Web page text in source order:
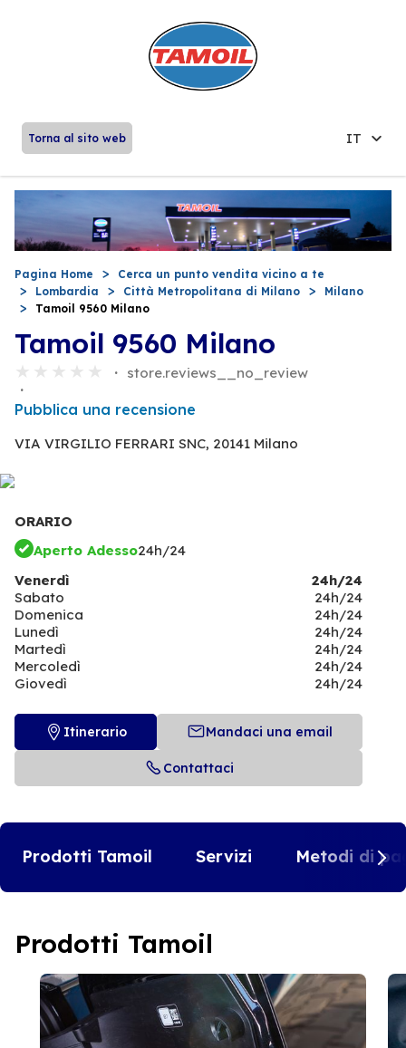
Torna al sito web IT
Pagina Home
Cerca un punto vendita vicino a te
Lombardia
Città Metropolitana di Milano
Milano
Tamoil 9560 Milano
Tamoil 9560 Milano
store.reviews__no_review
Pubblica una recensione
VIA VIRGILIO FERRARI SNC, 20141 Milano
ORARIO
Aperto Adesso24h/24
Venerdì
24h/24
Sabato
24h/24
Domenica
24h/24
Lunedì
24h/24
Martedì
24h/24
Mercoledì
24h/24
Giovedì
24h/24
Itinerario Mandaci una email
Contattaci
Prodotti Tamoil Servizi Metodi di
Prodotti Tamoil